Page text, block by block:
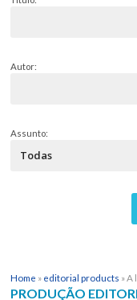
Autor:
Assunto:
Home » editorial products »A
PRODUÇÃO